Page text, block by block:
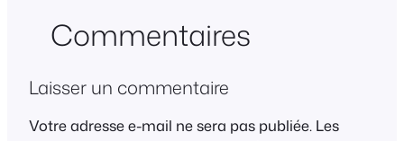
Commentaires
Laisser un commentaire
Votre adresse e-mail ne sera pas publiée. Les